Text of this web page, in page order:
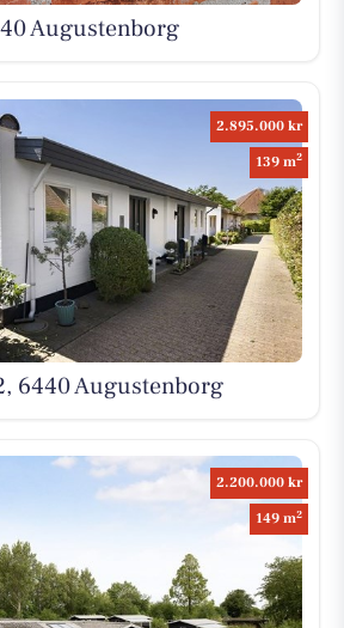
Augustenborg
2.895.000 kr
139 m2
6440 Augustenborg
2.200.000 kr
149 m2